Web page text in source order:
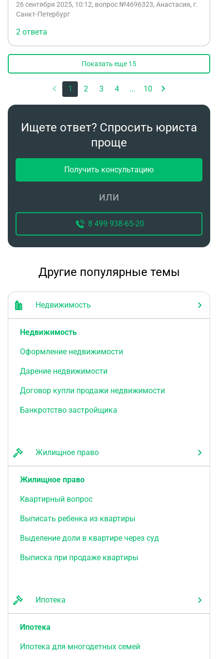
26 сентября 2025, 10:12, вопрос №4696323, Анастасия, г.
Санкт-Петербург
2 ответа
Показать еще 15
1 2 3 4 ... 10
Ищете ответ? Спросить юриста
проще
Получить консультацию
или
8 499 938-65-20
Другие популярные темы
Недвижимость
Недвижимость
Оформление недвижимости
Дарение недвижимости
Договор купли продажи недвижимости
Банкротство застройщика
Жилищное право
Жилищное право
Квартирный вопрос
Выписать ребенка из квартиры
Выделение доли в квартире через суд
Выписка при продаже квартиры
Ипотека
Ипотека
Ипотека для многодетных семей